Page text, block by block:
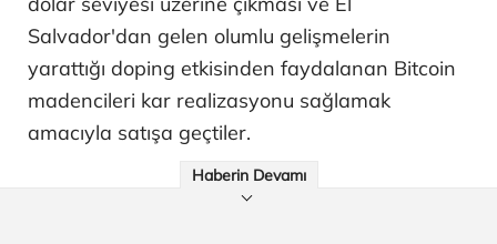
Salvador'dan gelen olumlu gelişmelerin
yarattığı doping etkisinden faydalanan Bitcoin
madencileri kar realizasyonu sağlamak
amacıyla satışa geçtiler.
Haberin Devamı